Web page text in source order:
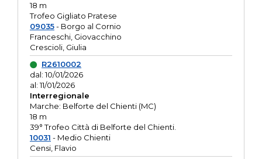
18 m
Trofeo Gigliato Pratese
09035- Borgo al Cornio
Franceschi, Giovacchino
Crescioli, Giulia
R2610002
dal: 10/01/2026
al: 11/01/2026
Interregionale
Marche: Belforte del Chienti (MC)
18 m
39° Trofeo Città di Belforte del Chienti.
10031 - Medio Chienti
Censi, Flavio